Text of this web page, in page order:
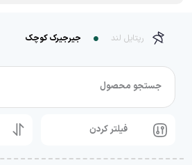
رپتایل لند جیرجیرک کوچک
جستجو محصول
فیلتر کردن